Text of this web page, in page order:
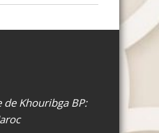
Khouribga BP: